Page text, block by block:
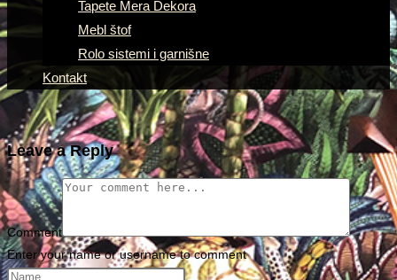
Tapete Mera Dekora
Mebl štof
Rolo sistemi i garnišne
Kontakt
Leave a Reply
Comment
Enter your name or username to comment